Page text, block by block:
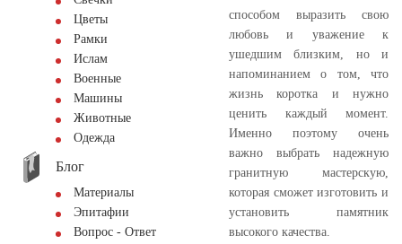
Цветы
Рамки
Ислам
Военные
Машины
Животные
Одежда
Блог
Материалы
Эпитафии
Вопрос - Ответ
способом выразить свою
любовь и уважение к
ушедшим близким, но и
напоминанием о том, что
жизнь коротка и нужно
ценить каждый момент.
Именно поэтому очень
важно выбрать надежную
гранитную мастерскую,
которая сможет изготовить и
установить памятник
высокого качества.